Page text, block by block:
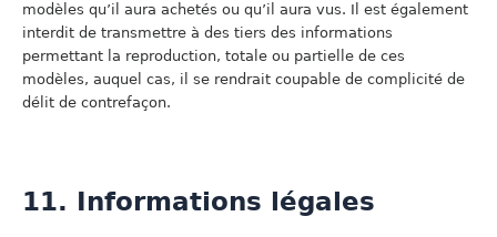
modèles qu’il aura achetés ou qu’il aura vus. Il est également
interdit de transmettre à des tiers des informations
permettant la reproduction, totale ou partielle de ces
modèles, auquel cas, il se rendrait coupable de complicité de
délit de contrefaçon.
11. Informations légales